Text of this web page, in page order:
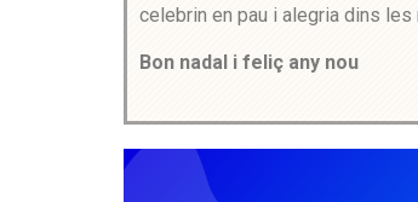
celebrin en pau i alegria dins
Bon nadal i feliç any nou